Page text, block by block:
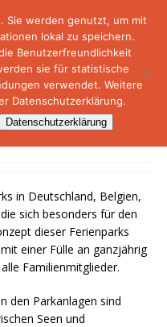
in Deutschland, Belgien,
sich besonders für den
dieser Ferienparks
einer Fülle an ganzjährig
Familienmitglieder.
den Parkanlagen sind
Seen und
Sie werden genutzt, um mit
lokal zu speichern.
Benutzerfreundlichkeit
sie für statistische
verwendet. Weitere
Datenschutzerklärung.
Datenschutzerklärung